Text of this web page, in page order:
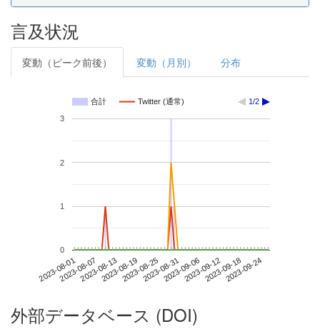
言及状況
変動（ピーク前後） 変動（月別） 分布
合計 Twitter (通常) 1/2
2023-08-012023-08-072023-08-132023-08-192023-08-252023-08-312023-09-062023-09-122023-09-182023-09-24
0
1
2
3
外部データベース (DOI)